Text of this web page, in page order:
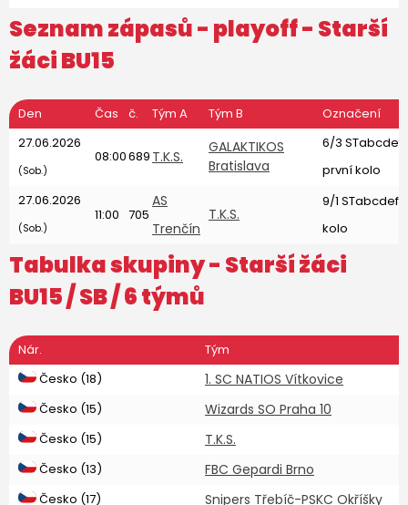
Seznam zápasů - playoff - Starší
žáci BU15
Den Čas č. Tým A Tým B
Označení
27.06.2026
(Sob.)
08:00689 T.K.S.
GALAKTIKOS
Bratislava
6/3
první kolo
27.06.2026
(Sob.)
11:00 705
AS
Trenčín
T.K.S.
9/1
kolo
Tabulka skupiny - Starší žáci
BU15/ SB / 6 týmů
Nár.
Tým
Česko (18)
1. SC NATIOS Vítkovice
Česko (15) Wizards SO Praha 10
Česko (15) T.K.S.
Česko (13) FBC Gepardi Brno
Česko (17) Snipers Třebíč-PSKC Okříšky